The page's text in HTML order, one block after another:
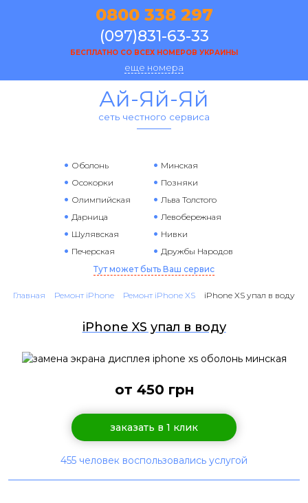
0800 338 297
(097)831-63-33
БЕСПЛАТНО СО ВСЕХ НОМЕРОВ УКРАИНЫ
еще номера
Ай-Яй-Яй
сеть честного сервиса
Оболонь
Минская
Осокорки
Позняки
Олимпийская
Льва Толстого
Дарница
Левобережная
Шулявская
Нивки
Печерская
Дружбы Народов
Тут может быть Ваш сервис
Главная Ремонт iPhone Ремонт iPhone XS iPhone XS упал в воду
iPhone XS упал в воду
от 450 грн
заказать в 1 клик
455 человек воспользовались услугой